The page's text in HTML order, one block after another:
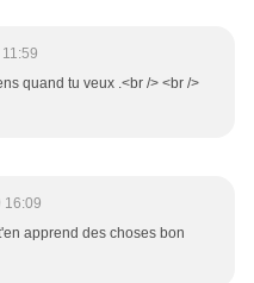
quand tu veux .<br /> <br />
16:09
apprend des choses bon